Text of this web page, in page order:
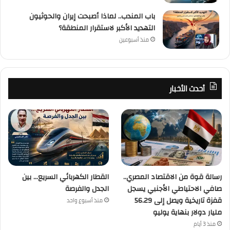
باب المندب.. لماذا أصبحت إيران والحوثيون
التهديد الأكبر لاستقرار المنطقة؟
منذ أسبوعين
أحدث الأخبار
رسالة قوة من الاقتصاد المصري..
صافي الاحتياطي الأجنبي يسجل
قفزة تاريخية ويصل إلى 56.29
مليار دولار بنهاية يوليو
منذ 3 أيام
القطار الكهربائي السريع… بين
الجدل والفرصة
منذ أسبوع واحد